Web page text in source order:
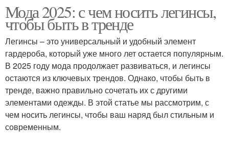
Юбки на осень Юбки с чем
Зимние юбки Юбки со складками
Пышная юбка
Мода 2025: с чем носить легинсы,
чтобы быть в тренде
Легинсы – это универсальный и удобный элемент
гардероба, который уже много лет остается популярным.
В 2025 году мода продолжает развиваться, и легинсы
остаются из ключевых трендов. Однако, чтобы быть в
тренде, важно правильно сочетать их с другими
элементами одежды. В этой статье мы рассмотрим, с
чем носить легинсы, чтобы ваш наряд был стильным и
современным.